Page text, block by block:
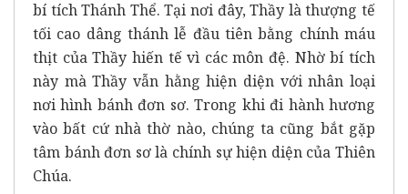
bí tích Thánh Thể. Tại nơi đây, Thầy là thượng tế
tối cao dâng thánh lễ đầu tiên bằng chính máu
thịt của Thầy hiến tế vì các môn đệ. Nhờ bí tích
này mà Thầy vẫn hằng hiện diện với nhân loại
nơi hình bánh đơn sơ. Trong khi đi hành hương
vào bất cứ nhà thờ nào, chúng ta cũng bắt gặp
tâm bánh đơn sơ là chính sự hiện diện của Thiên
Chúa.